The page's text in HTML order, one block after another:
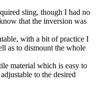
sling, though I had no
that the inversion was
with a bit of practice I
as to dismount the whole
material which is easy to
to the desired